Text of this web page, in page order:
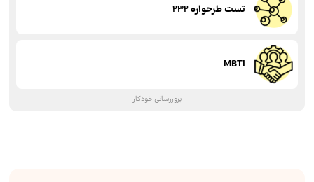
تست طرحواره 232
MBTI
بروزرسانی خودکار